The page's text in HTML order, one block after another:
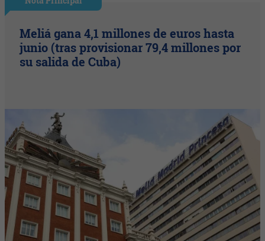
Meliá gana 4,1 millones de euros hasta
junio (tras provisionar 79,4 millones por
su salida de Cuba)